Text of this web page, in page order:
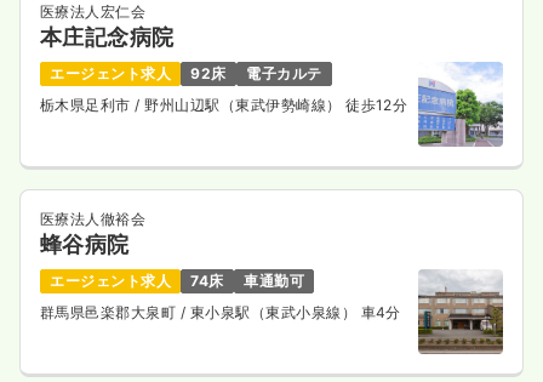
医療法人宏仁会
本庄記念病院
エージェント求人 92床
電子カルテ
栃木県足利市/ 野州山辺駅（東武伊勢崎線） 徒歩12分
医療法人徹裕会
蜂谷病院
エージェント求人 74床
車通勤可
群馬県邑楽郡大泉町 / 東小泉駅（東武小泉線） 車4分